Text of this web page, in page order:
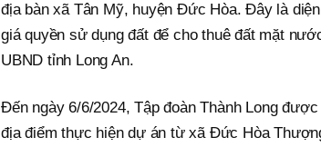
địa bàn xã Tân Mỹ, huyện Đức Hòa. Đây là
giá quyền sử dụng đất để cho thuê đất mặt
UBND tỉnh Long An.
Đến ngày 6/6/2024, Tập đoàn Thành Long
địa điểm thực hiện dự án từ xã Đức Hòa